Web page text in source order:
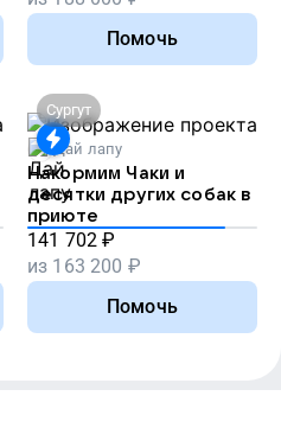
Помочь
Сургут
Дай лапу
Накормим Чаки и
десятки других собак в
приюте
141 702 ₽
из 163 200 ₽
Помочь